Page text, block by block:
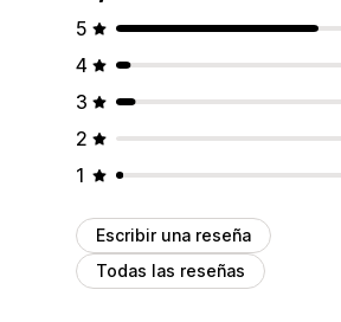
5
4
3
2
1
Escribir una reseña
Todas las reseñas